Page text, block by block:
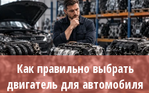
Как правильно выбрать
двигатель для автомобиля